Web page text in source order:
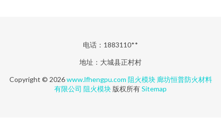
电话：1883110**
地址：大城县正村村
Copyright © 2026www.lfhengpu.com 阻火模块 廊坊恒普防火材料
有限公司 阻火模块 版权所有Sitemap